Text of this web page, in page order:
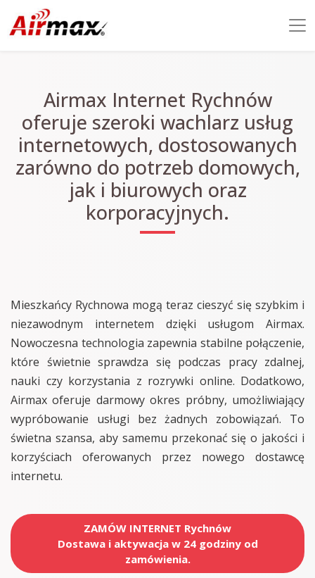
Airmax Internet Rychnów
oferuje szeroki wachlarz usług
internetowych, dostosowanych
zarówno do potrzeb domowych,
jak i biurowych oraz
korporacyjnych.
Mieszkańcy Rychnowa mogą teraz cieszyć się szybkim i
niezawodnym internetem dzięki usługom Airmax.
Nowoczesna technologia zapewnia stabilne połączenie,
które świetnie sprawdza się podczas pracy zdalnej,
nauki czy korzystania z rozrywki online. Dodatkowo,
Airmax oferuje darmowy okres próbny, umożliwiający
wypróbowanie usługi bez żadnych zobowiązań. To
świetna szansa, aby samemu przekonać się o jakości i
korzyściach oferowanych przez nowego dostawcę
internetu.
ZAMÓW INTERNET Rychnów
Dostawa i aktywacja w 24 godziny od
zamówienia.